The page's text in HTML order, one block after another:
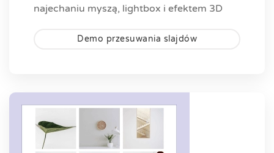
najechaniu myszą, lightbox i efektem 3D
Demo przesuwania slajdów